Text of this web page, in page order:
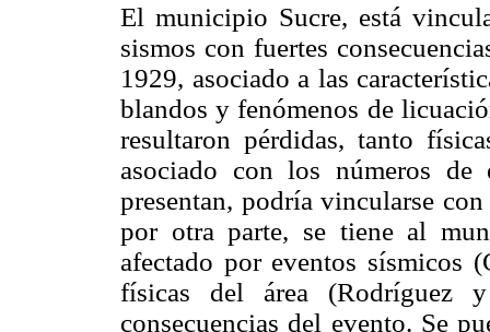
El municipio Sucre, está
sismos con fuertes
1929, asociado a las
blandos y fenómenos de
resultaron pérdidas, tanto
asociado con los números de
presentan, podría vincularse
por otra parte, se tiene al
afectado por eventos sísmicos
físicas del área (Rodríguez
consecuencias del evento. Se